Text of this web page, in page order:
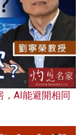
，AI能避開相同